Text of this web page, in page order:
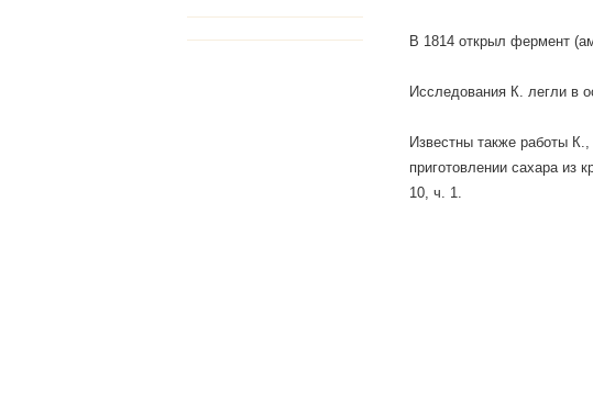
В 1814 открыл фермент
Исследования К. легли в
Известны также работы
приготовлении сахара из
10, ч. 1.